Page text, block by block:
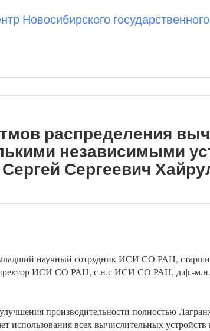
Новосибирского
распределения
независимыми
Сергей Сергеевич
научный сотрудник ИСИ СО РАН,
ИСИ СО РАН, с.н.с ИСИ СО РАН, д.ф.-м.н.
производительности полностью
использования всех вычислительных устройств